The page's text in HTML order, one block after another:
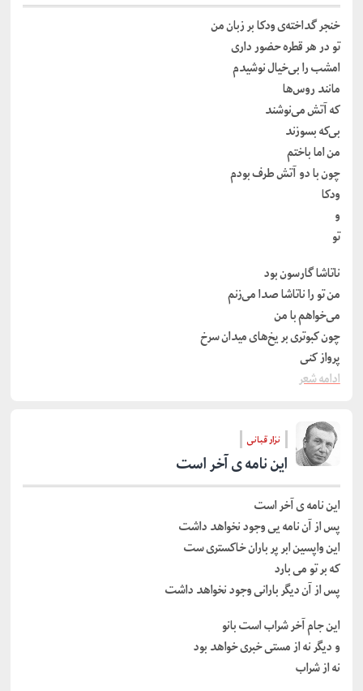
خنجر گداخته‌ی‌ ودکا بر زبان من‌
تو در هر قطره‌ حضور داری‌
امشب‌ را بی‌خیال‌ نوشیدم‌
مانند روس‌ها
که‌ آتش‌ می‌نوشند
بی‌که‌ بسوزند
من‌ اما باختم‌
چون‌ با دو آتش‌ طرف‌ بودم‌
ودکا
و
تو
ناتاشا گارسون‌ بود
من‌ تو را ناتاشا صدا می‌زنم‌
می‌خواهم‌ با من‌
چون‌ کبوتری‌ بر یخ‌های‌ میدان‌ سرخ‌
پرواز کنی‌
ادامه شعر
نزار قبانی
این نامه ی آخر است
این نامه ی آخر است
پس از آن نامه یی وجود نخواهد داشت
این واپسین ابر پر باران خاکستری ست
که بر تو می بارد
پس از آن دیگر بارانی وجود نخواهد داشت
این جام آخر شراب است بانو
و دیگر نه از مستی خبری خواهد بود
نه از شراب